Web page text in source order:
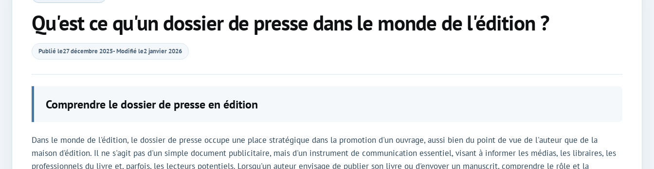
Qu'est ce qu'un dossier de presse dans le monde de l'édition ?
Publié le27 décembre 2025- Modifié le2 janvier 2026
Comprendre le dossier de presse en édition
Dans le monde de l'édition, le dossier de presse occupe une place stratégique dans la promotion d'un ouvrage, aussi bien du point de vue de l'auteur que de la
maison d'édition. Il ne s'agit pas d'un simple document publicitaire, mais d'un instrument de communication essentiel, visant à informer les médias, les libraires, les
professionnels du livre et, parfois, les lecteurs potentiels. Lorsqu'un auteur envisage de publier son livre ou d'envoyer un manuscrit, comprendre le rôle et la